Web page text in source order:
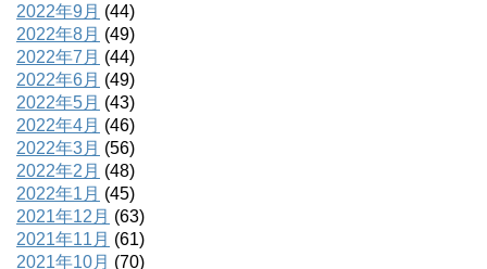
2022年9月 (44)
2022年8月 (49)
2022年7月 (44)
2022年6月 (49)
2022年5月 (43)
2022年4月 (46)
2022年3月 (56)
2022年2月 (48)
2022年1月 (45)
2021年12月 (63)
2021年11月 (61)
2021年10月 (70)